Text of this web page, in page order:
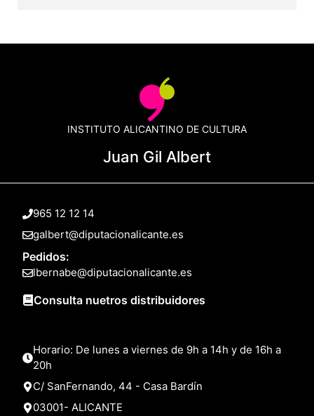
INSTITUTO ALICANTINO DE CULTURA
Juan Gil Albert
965 12 12 14
galbert@diputacionalicante.es
Pedidos:
lbernabe@diputacionalicante.es
Consulta nuetros distribuidores
Horario: De lunes a viernes de 9h a 14h y de 16h a
20h
C/ SanFernando, 44 - Casa Bardín
03001- ALICANTE